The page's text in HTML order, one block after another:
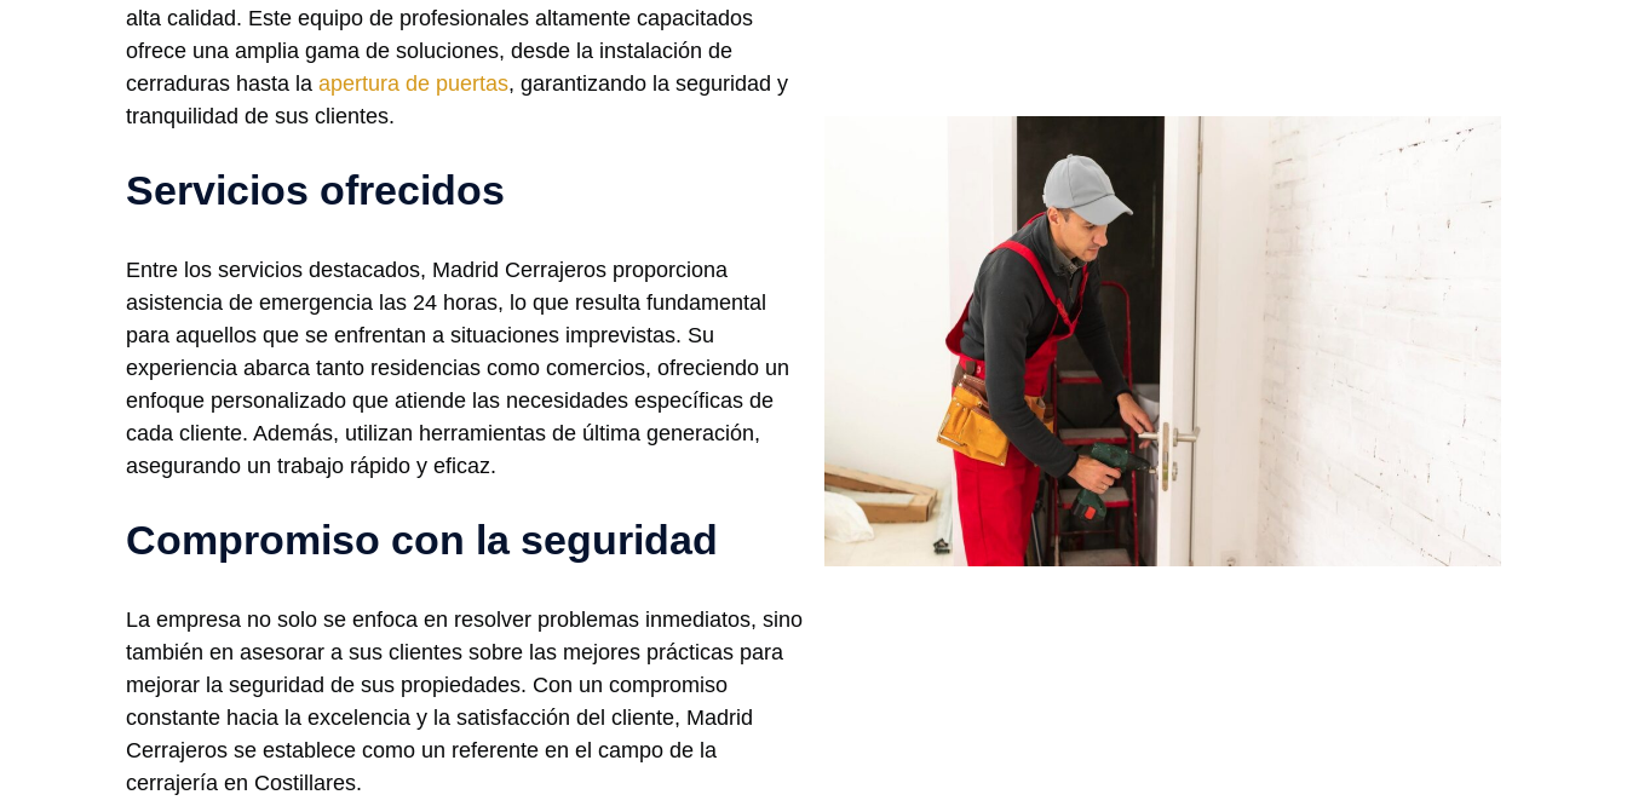
alta calidad. Este equipo de profesionales altamente capacitados
ofrece una amplia gama de soluciones, desde la instalación de
cerraduras hasta la apertura de puertas, garantizando la seguridad y
tranquilidad de sus clientes.
Servicios ofrecidos
Entre los servicios destacados, Madrid Cerrajeros proporciona
asistencia de emergencia las 24 horas, lo que resulta fundamental
para aquellos que se enfrentan a situaciones imprevistas. Su
experiencia abarca tanto residencias como comercios, ofreciendo un
enfoque personalizado que atiende las necesidades específicas de
cada cliente. Además, utilizan herramientas de última generación,
asegurando un trabajo rápido y eficaz.
Compromiso con la seguridad
La empresa no solo se enfoca en resolver problemas inmediatos, sino
también en asesorar a sus clientes sobre las mejores prácticas para
mejorar la seguridad de sus propiedades. Con un compromiso
constante hacia la excelencia y la satisfacción del cliente, Madrid
Cerrajeros se establece como un referente en el campo de la
cerrajería en Costillares.